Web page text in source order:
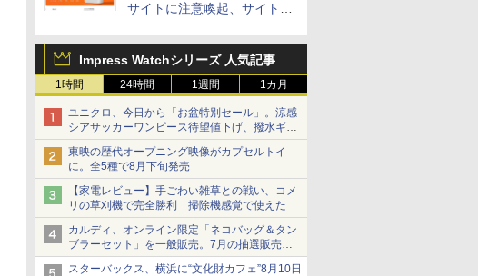
サイトに注意喚起、サイト名
Impress Watchシリーズ 人気記事
1時間 24時間 1週間 1カ月
ユニクロ、今日から「お盆特別セール」。涼感
シアサッカーワンピース待望値下げ、撥水ギア
ショーツは1990円に
東映の歴代オープニング映像がカプセルトイ
に。全5種で8月下旬発売
【家電レビュー】手ごわい雑草との戦い、コメ
リの草刈機で完全勝利 掃除機感覚で使えた
カルディ、オンライン限定「ネコバッグ＆タン
ブラーセット」を一般販売。7月の抽選販売の
当選無効分
スターバックス、横浜に“文化財カフェ”8月10日